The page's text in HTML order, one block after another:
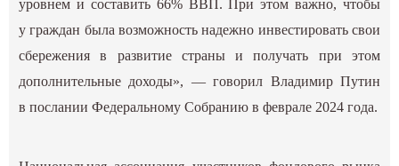
уровнем и составить 66% ВВП. При этом важно, чтобы
у граждан была возможность надежно инвестировать свои
сбережения в развитие страны и получать при этом
дополнительные доходы», — говорил Владимир Путин
в послании Федеральному Собранию в феврале 2024 года.